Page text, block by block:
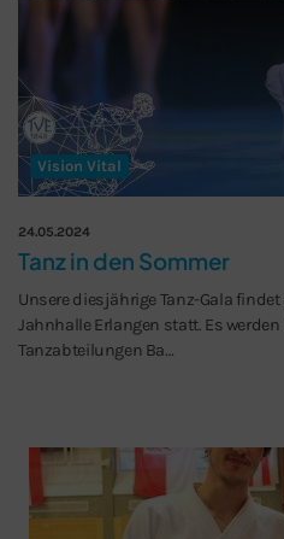
Vision Vital
24.05.2024
Tanz in den Sommer
Unsere diesjährige Tanz-Gala
Jahnhalle Erlangen statt. Es
Tanzabteilungen Ba…